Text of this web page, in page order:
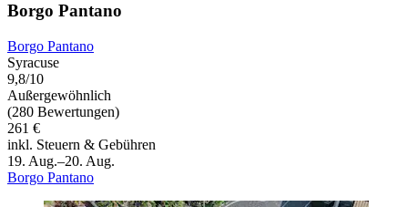
Borgo Pantano
Borgo Pantano
Syracuse
9,8/10
Außergewöhnlich
(280 Bewertungen)
261 €
inkl. Steuern & Gebühren
19. Aug.–20. Aug.
Borgo Pantano